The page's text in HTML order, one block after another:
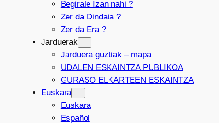
Begirale Izan nahi ?
Zer da Dindaia ?
Zer da Era ?
Jarduerak
Jarduera guztiak – mapa
UDALEN ESKAINTZA PUBLIKOA
GURASO ELKARTEEN ESKAINTZA
Euskara
Euskara
Español